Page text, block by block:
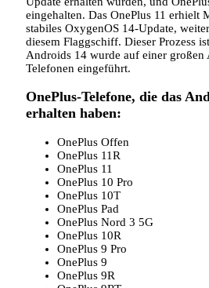
eingehalten. Das OnePlus 11 erhielt
stabiles OxygenOS 14-Update,
diesem Flaggschiff. Dieser Prozess
Androids 14 wurde auf einer großen
Telefonen eingeführt.
OnePlus-Telefone, die das
erhalten haben:
OnePlus Offen
OnePlus 11R
OnePlus 11
OnePlus 10 Pro
OnePlus 10T
OnePlus Pad
OnePlus Nord 3 5G
OnePlus 10R
OnePlus 9 Pro
OnePlus 9
OnePlus 9R